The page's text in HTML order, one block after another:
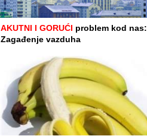
AKUTNI I GORUĆI problem kod nas:
Zagađenje vazduha